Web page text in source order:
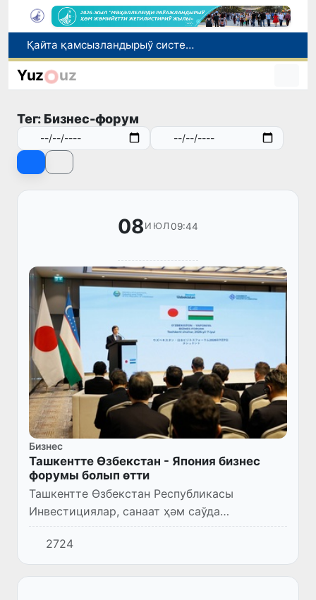
Ташкент аўыр атлетика бойынша Азия чемпионатына таярланбақта
Өзбекстанда Турақлы раўажланыў мақсетлери айлығы басланды
Қайта қамсызландырыў системасы тез раўажланып атырған Өзбекстан экономикасы ушын не береди?
Yuz uz
Тег: Бизнес-форум
08ИЮЛ 09:44
Бизнес
Ташкентте Өзбекстан - Япония бизнес
форумы болып өтти
Ташкентте Өзбекстан Республикасы
Инвестициялар, санаат ҳәм саўда
министрлигиниң шөлкемлестириўинде еки
мәмлекет арасында инвестициялық, санаат
ҳәм технологиялық бирге ислесиўди раў...
2724